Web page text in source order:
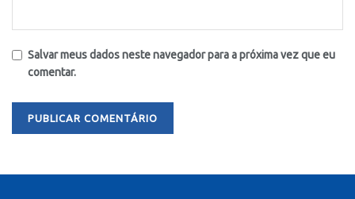
Salvar meus dados neste navegador para a próxima vez que eu
comentar.